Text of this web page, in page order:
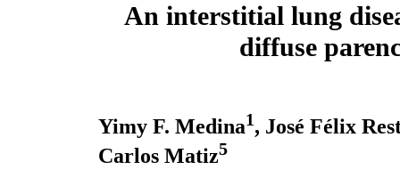
An interstitial lung
diffuse
Yimy F. Medina1, José Félix
Carlos Matiz5